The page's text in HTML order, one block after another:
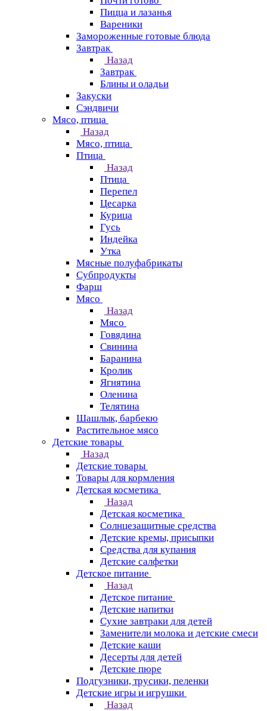
Пицца и лазанья
Вареники
Замороженные готовые блюда
Завтрак
Назад
Завтрак
Блины и оладьи
Закуски
Сэндвичи
Мясо, птица
Назад
Мясо, птица
Птица
Назад
Птица
Перепел
Цесарка
Курица
Гусь
Индейка
Утка
Мясные полуфабрикаты
Субпродукты
Фарш
Мясо
Назад
Мясо
Говядина
Свинина
Баранина
Кролик
Ягнятина
Оленина
Телятина
Шашлык, барбекю
Растительное мясо
Детские товары
Назад
Детские товары
Товары для кормления
Детская косметика
Назад
Детская косметика
Солнцезащитные средства
Детские кремы, присыпки
Средства для купания
Детские салфетки
Детское питание
Назад
Детское питание
Детские напитки
Сухие завтраки для детей
Заменители молока и детские смеси
Детские каши
Десерты для детей
Детские пюре
Подгузники, трусики, пеленки
Детские игры и игрушки
Назад